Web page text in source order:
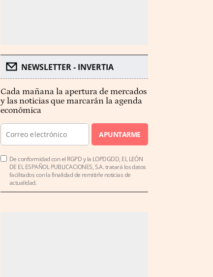
NEWSLETTER - INVERTIA
Cada mañana la apertura de mercados
y las noticias que marcarán la agenda
económica
APUNTARME
De conformidad con el RGPD y la LOPDGDD, EL LEÓN
DE EL ESPAÑOL PUBLICACIONES, S.A. tratará los datos
facilitados con la finalidad de remitirle noticias de
actualidad.